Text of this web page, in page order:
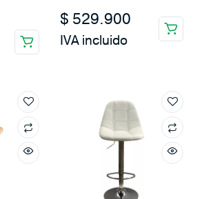
$ 529.900
IVA incluido